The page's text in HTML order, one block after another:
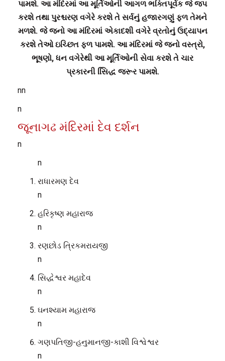
પામશે. આ મંદિરમાં આ મૂર્તિઓની આગળ ભક્તિપૂર્વક જે જપ
કરશે તથા પુરશ્ચરણ વગેરે કરશે તે સર્વનું હજારગણું ફળ તેમને
મળશે. જે જનો આ મંદિરમાં એકાદશી વગેરે વ્રતોનું ઉદ્યાપન
કરશે તેઓ ઇચ્છિત ફળ પામશે. આ મંદિરમાં જે જનો વસ્ત્રો,
ભૂષણો, ધન વગેરેથી આ મૂર્તિઓની સેવા કરશે તે ચાર
પ્રકારની સિિદ્ધ જરૂર પામશે.
nn
n
જૂનાગઢ મંદિરમાં દેવ દર્શન
n
n
રાધારમણ દેવ
n
હરિકૃષ્ણ મહારાજ
n
રણછોડ ત્રિકમરાયજી
n
સિદ્ધેશ્વર મહાદેવ
n
ઘનશ્યામ મહારાજ
n
ગણપતિજી-હનુમાનજી-કાશી વિશ્વેશ્વર
n